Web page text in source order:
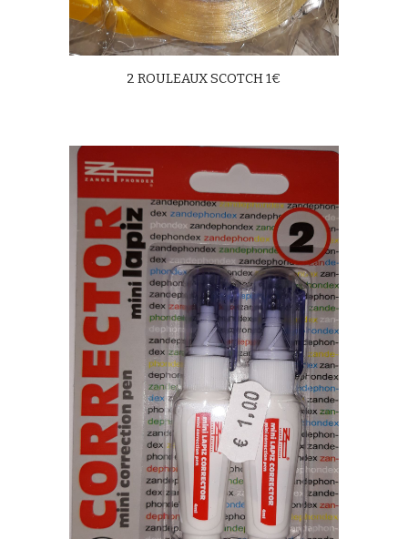
2 ROULEAUX SCOTCH 1€